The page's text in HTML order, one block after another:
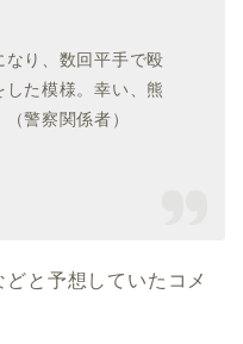
なり、数回平手で殴
た模様。幸い、熊
警察関係者）
と予想していたコメ